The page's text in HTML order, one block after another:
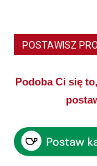
POSTAWISZ
Podoba Ci się